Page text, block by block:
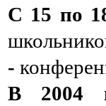
С 15 по
-
В 2004